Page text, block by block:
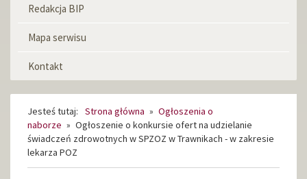
Redakcja BIP
Mapa serwisu
Kontakt
Jesteś tutaj: Strona główna » Ogłoszenia o
naborze » Ogłoszenie o konkursie ofert na udzielanie
świadczeń zdrowotnych w SPZOZ w Trawnikach - w zakresie
lekarza POZ